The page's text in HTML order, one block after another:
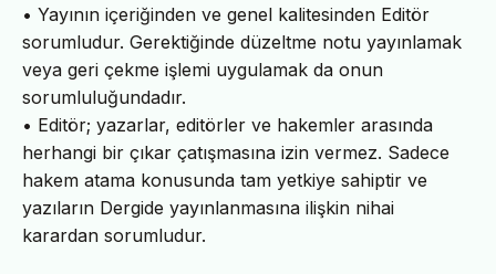
• Yayının içeriğinden ve genel kalitesinden Editör
sorumludur. Gerektiğinde düzeltme notu yayınlamak
veya geri çekme işlemi uygulamak da onun
sorumluluğundadır.
• Editör; yazarlar, editörler ve hakemler arasında
herhangi bir çıkar çatışmasına izin vermez. Sadece
hakem atama konusunda tam yetkiye sahiptir ve
yazıların Dergide yayınlanmasına ilişkin nihai
karardan sorumludur.